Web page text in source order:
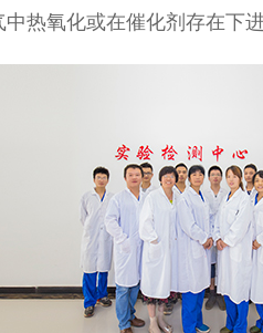
热氧化或在催化剂存在下